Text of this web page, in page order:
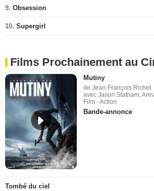
9. Obsession
10. Supergirl
Films Prochainement au
Mutiny
de Jean-François Richet
avec Jason Statham,
Film - Action
Bande-annonce
Tombé du ciel